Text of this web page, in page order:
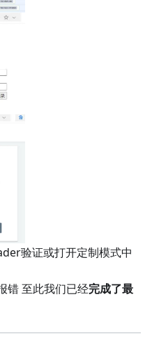
验证或打开定制模式中
错 至此我们已经完成了最